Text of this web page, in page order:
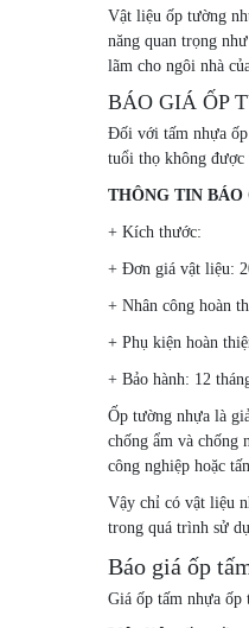
Vật liệu ốp tường
năng quan trọng
lãm cho ngôi nhà
BÁO GIÁ ỐP
Đối với tấm nhựa ốp
tuổi thọ không
THÔNG TIN BÁO
+ Kích thước:
+ Đơn giá vật liệu:
+ Nhân công hoàn
+ Phụ kiện hoàn
+ Bảo hành: 12
Ốp tường nhựa là
chống ẩm và chống
công nghiệp hoặc
Vậy chỉ có vật liệu
trong quá trình sử
Báo giá ốp
Giá ốp tấm nhựa ốp